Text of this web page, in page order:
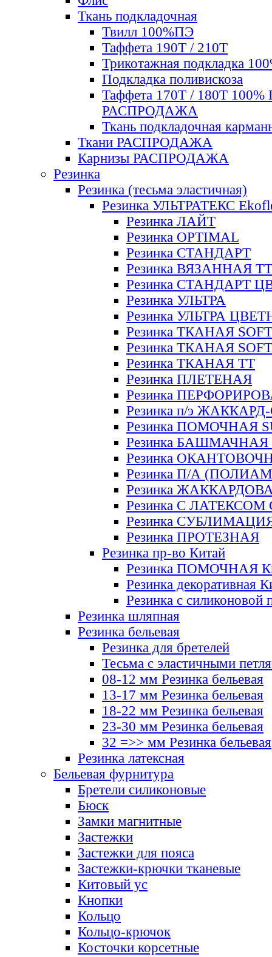
Ткань подкладочная
Твилл 100%ПЭ
Таффета 190Т / 210Т
Трикотажная подкладка
Подкладка поливискоза
Таффета 170Т / 180Т 100%
РАСПРОДАЖА
Ткань подкладочная
Ткани РАСПРОДАЖА
Карнизы РАСПРОДАЖА
Резинка
Резинка (тесьма эластичная)
Резинка УЛЬТРАТЕКС
Резинка ЛАЙТ
Резинка OPTIMAL
Резинка СТАНДАРТ
Резинка ВЯЗАННАЯ ТТ
Резинка СТАНДАРТ
Резинка УЛЬТРА
Резинка УЛЬТРА
Резинка ТКАНАЯ SOFT
Резинка ТКАНАЯ
Резинка ТКАНАЯ ТТ
Резинка ПЛЕТЕНАЯ
Резинка
Резинка п/э
Резинка ПОМОЧНАЯ
Резинка БАШМАЧНАЯ
Резинка
Резинка П/А
Резинка
Резинка С ЛАТЕКСОМ
Резинка
Резинка ПРОТЕЗНАЯ
Резинка пр-во Китай
Резинка ПОМОЧНАЯ
Резинка декоративная
Резинка с силиконовой
Резинка шляпная
Резинка бельевая
Резинка для бретелей
Тесьма с эластичными
08-12 мм Резинка бельевая
13-17 мм Резинка бельевая
18-22 мм Резинка бельевая
23-30 мм Резинка бельевая
32 =>> мм Резинка бельевая
Резинка латексная
Бельевая фурнитура
Бретели силиконовые
Бюск
Замки магнитные
Застежки
Застежки для пояса
Застежки-крючки тканевые
Китовый ус
Кнопки
Кольцо
Кольцо-крючок
Косточки корсетные